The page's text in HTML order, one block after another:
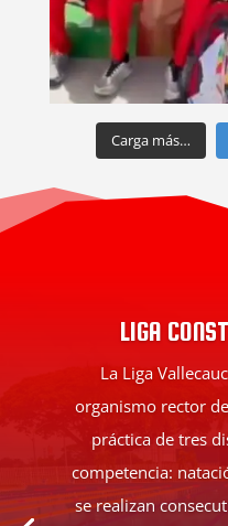
Carga más…
LIGA
La Liga
organismo rector
práctica de tres
competencia:
se realizan